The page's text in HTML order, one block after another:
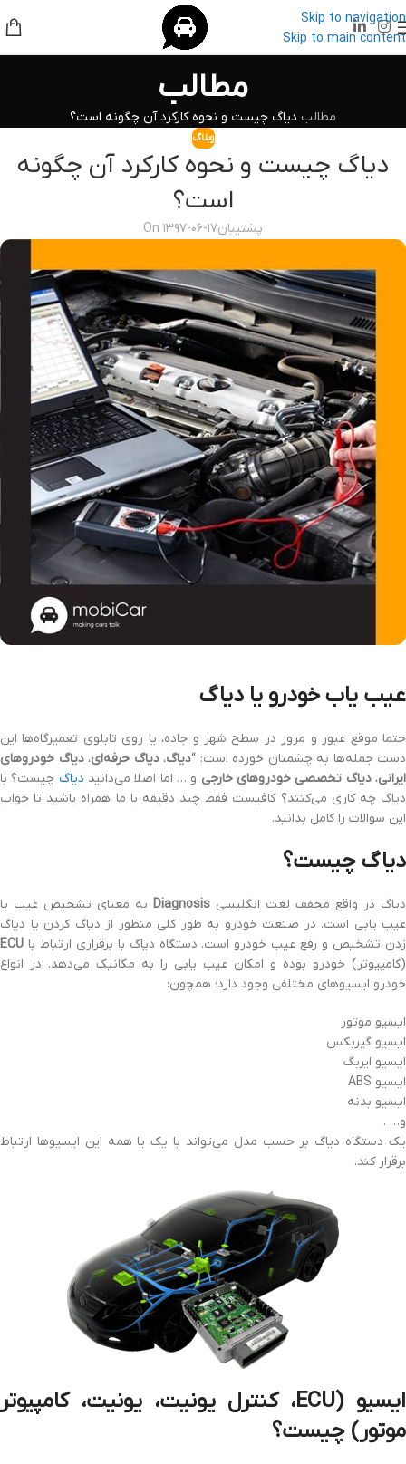
Skip to navigation
Skip to main content
مطالب
مطالب دیاگ چیست و نحوه کارکرد آن چگونه است؟
وبلاگ
دیاگ چیست و نحوه کارکرد آن چگونه
است؟
پشتیبانOn ۱۳۹۷-۰۶-۱۷
عیب یاب خودرو یا دیاگ
حتما موقع عبور و مرور در سطح شهر و جاده، یا روی تابلوی تعمیرگاه‌ها این
دست جمله‌ها به چشمتان خورده است: “دیاگ،دیاگ حرفه‌ای،دیاگ خودروهای
ایرانی،دیاگ تخصصی خودروهای خارجی و … اما اصلا می‌دانید دیاگ چیست؟ با
دیاگ چه کاری می‌کنند؟ کافیست فقط چند دقیقه با ما همراه باشید تا جواب
این سوالات را کامل بدانید.
دیاگ چیست؟
دیاگ در واقع مخفف لغت انگلیسی Diagnosis به معنای تشخیص عیب یا
عیب یابی است. در صنعت خودرو به طور کلی منظور از دیاگ کردن یا دیاگ
زدن تشخیص و رفع عیب خودرو است. دستگاه دیاگ با برقراری ارتباط با ECU
(کامپیوتر) خودرو بوده و امکان عیب یابی را به مکانیک می‌دهد. در انواع
خودرو ایسیوهای مختلفی وجود دارد؛ همچون:
ایسیو موتور
ایسیو گیربکس
ایسیو ایربگ
ایسیو ABS
ایسیو بدنه
و… .
یک دستگاه دیاگ بر حسب مدل می‌تواند با یک یا همه این ایسیوها ارتباط
برقرار کند.
ایسیو (ECU، کنترل یونیت، یونیت، کامپیوتر
موتور) چیست؟